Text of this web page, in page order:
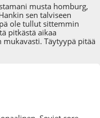
musta homburg,
sen talviseen
ole tullut sittemmin
pitkästä aikaa
Täytyypä pitää